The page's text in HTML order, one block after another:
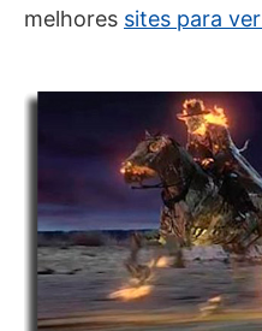
melhores sites para